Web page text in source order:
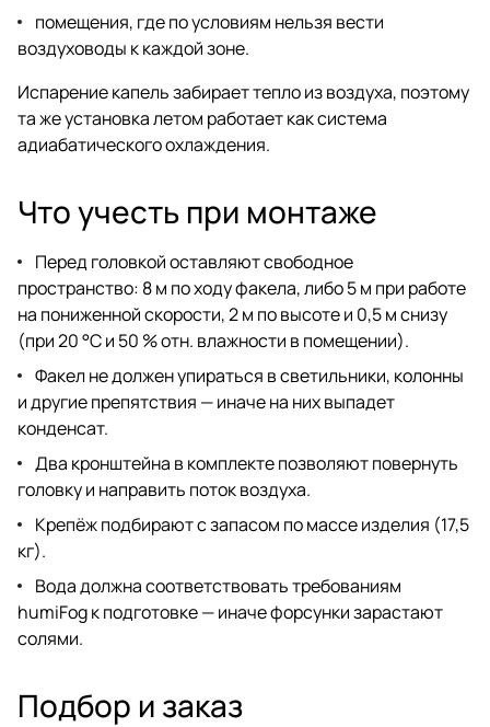
помещения, где по условиям нельзя вести
воздуховоды к каждой зоне.
Испарение капель забирает тепло из воздуха, поэтому
та же установка летом работает как система
адиабатического охлаждения.
Что учесть при монтаже
Перед головкой оставляют свободное
пространство: 8 м по ходу факела, либо 5 м при работе
на пониженной скорости, 2 м по высоте и 0,5 м снизу
(при 20 °C и 50 % отн. влажности в помещении).
Факел не должен упираться в светильники, колонны
и другие препятствия — иначе на них выпадет
конденсат.
Два кронштейна в комплекте позволяют повернуть
головку и направить поток воздуха.
Крепёж подбирают с запасом по массе изделия (17,5
кг).
Вода должна соответствовать требованиям
humiFog к подготовке — иначе форсунки зарастают
солями.
Подбор и заказ